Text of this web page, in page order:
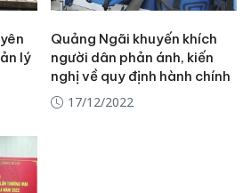
lý
Quảng Ngãi khuyến khích
người dân phản ánh, kiến
nghị về quy định hành chính
17/12/2022